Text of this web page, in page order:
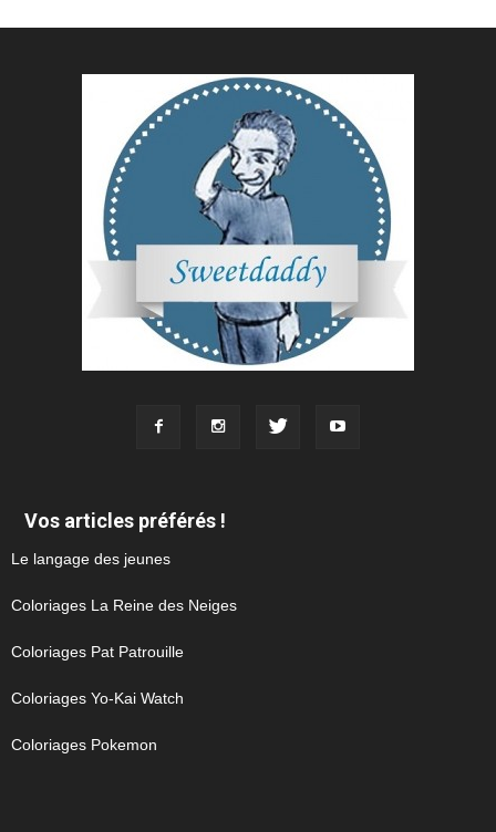
Vos articles préférés !
Le langage des jeunes
Coloriages La Reine des Neiges
Coloriages Pat Patrouille
Coloriages Yo-Kai Watch
Coloriages Pokemon